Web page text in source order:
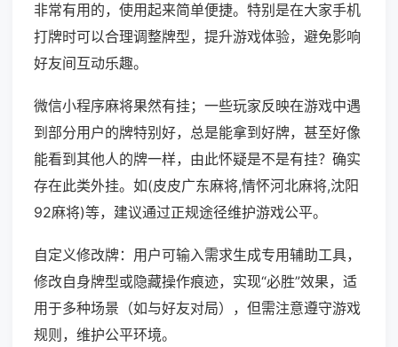
非常有用的，使用起来简单便捷。特别是在大家手机
打牌时可以合理调整牌型，提升游戏体验，避免影响
好友间互动乐趣。
微信小程序麻将果然有挂；一些玩家反映在游戏中遇
到部分用户的牌特别好，总是能拿到好牌，甚至好像
能看到其他人的牌一样，由此怀疑是不是有挂？确实
存在此类外挂。如(皮皮广东麻将,情怀河北麻将,沈阳
92麻将)等，建议通过正规途径维护游戏公平。
自定义修改牌：用户可输入需求生成专用辅助工具，
修改自身牌型或隐藏操作痕迹，实现“必胜”效果，适
用于多种场景（如与好友对局），但需注意遵守游戏
规则，维护公平环境。